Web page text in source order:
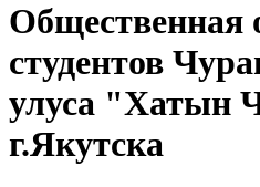
Общественная
студентов
улуса "Хатын
г.Якутска